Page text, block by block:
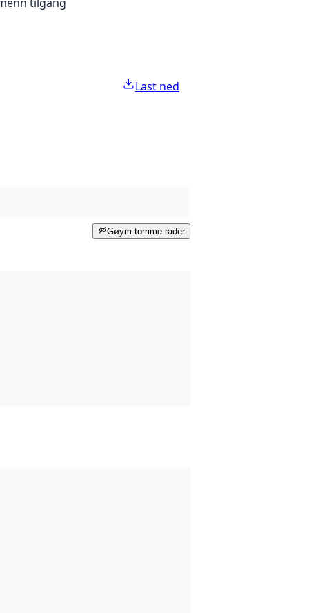
Last ned
Gøym tomme rader